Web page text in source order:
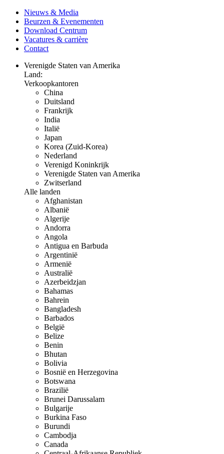
Nieuws & Media
Beurzen & Evenementen
Download Centrum
Vacatures & carrière
Contact
Verenigde Staten van Amerika
Land:
Verkoopkantoren
China
Duitsland
Frankrijk
India
Italië
Japan
Korea (Zuid-Korea)
Nederland
Verenigd Koninkrijk
Verenigde Staten van Amerika
Zwitserland
Alle landen
Afghanistan
Albanië
Algerije
Andorra
Angola
Antigua en Barbuda
Argentinië
Armenië
Australië
Azerbeidzjan
Bahamas
Bahrein
Bangladesh
Barbados
België
Belize
Benin
Bhutan
Bolivia
Bosnië en Herzegovina
Botswana
Brazilië
Brunei Darussalam
Bulgarije
Burkina Faso
Burundi
Cambodja
Canada